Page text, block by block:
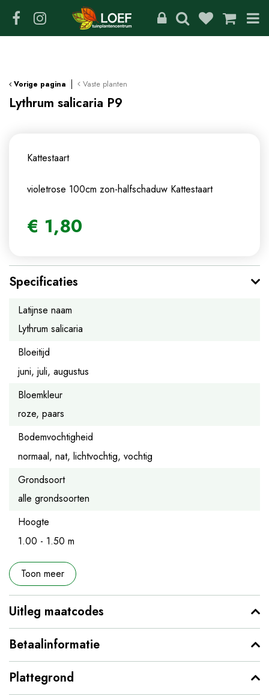
Vorige pagina Vaste planten
Lythrum salicaria P9
Kattestaart
violetrose 100cm zon-halfschaduw Kattestaart
€ 1,80
Specificaties
Latijnse naam
Lythrum salicaria
Bloeitijd
juni, juli, augustus
Bloemkleur
roze, paars
Bodemvochtigheid
normaal, nat, lichtvochtig, vochtig
Grondsoort
alle grondsoorten
Hoogte
1.00 - 1.50 m
Toon meer
Uitleg maatcodes
Betaalinformatie
Plattegrond